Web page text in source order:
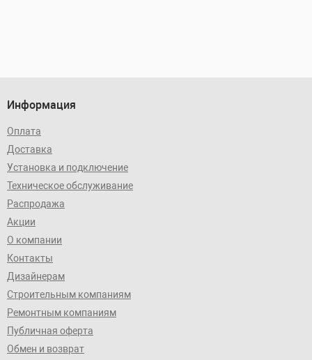
Информация
Оплата
Доставка
Установка и подключение
Техническое обслуживание
Распродажа
Акции
О компании
Контакты
Дизайнерам
Строительным компаниям
Ремонтным компаниям
Публичная оферта
Обмен и возврат